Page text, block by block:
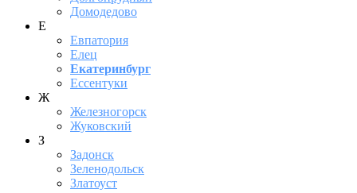
Домодедово
Е
Евпатория
Елец
Екатеринбург
Ессентуки
Ж
Железногорск
Жуковский
З
Задонск
Зеленодольск
Златоуст